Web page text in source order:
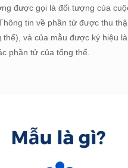
được gọi là đối tượng của
tin về phần tử được thu
và của mẫu được ký hiệu
phần tử của tổng thể.